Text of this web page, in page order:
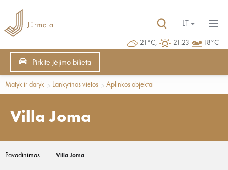
21°C, 21:23 18°C
LT
Pirkite įėjimo bilietą
Matyk ir daryk Lankytinos vietos Aplinkos objektai
Villa Joma
Pavadinimas Villa Joma